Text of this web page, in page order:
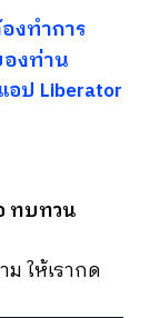
งทำการ
งท่าน
ป Liberator
ทบทวน
ให้เรากด